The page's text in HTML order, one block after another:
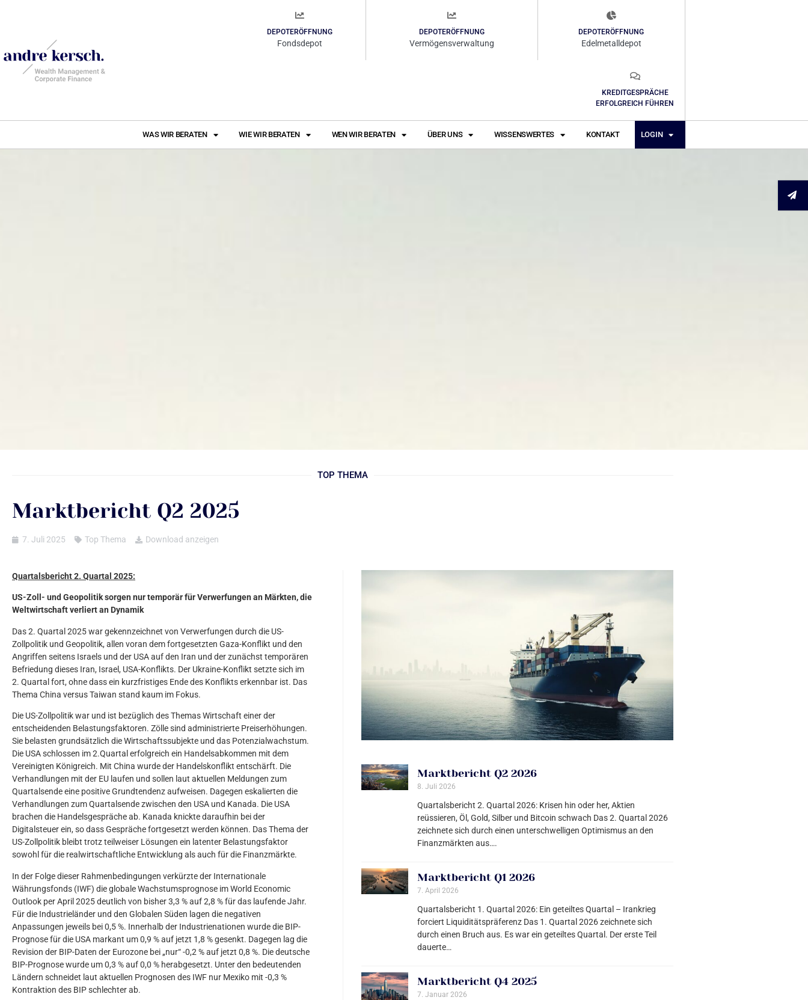
DEPOTERÖFFNUNG
Fondsdepot
DEPOTERÖFFNUNG
Vermögensverwaltung
DEPOTERÖFFNUNG
Edelmetalldepot
KREDITGESPRÄCHE
ERFOLGREICH FÜHREN
WAS WIR BERATEN WIE WIR BERATEN WEN WIR BERATEN ÜBER UNS WISSENSWERTES KONTAKT LOGIN
TOP THEMA
Marktbericht Q2 2025
7. Juli 2025 Top Thema Download anzeigen
Quartalsbericht 2. Quartal 2025:
US-Zoll- und Geopolitik sorgen nur temporär für Verwerfungen an Märkten, die
Weltwirtschaft verliert an Dynamik
Das 2. Quartal 2025 war gekennzeichnet von Verwerfungen durch die US-
Zollpolitik und Geopolitik, allen voran dem fortgesetzten Gaza-Konflikt und den
Angriffen seitens Israels und der USA auf den Iran und der zunächst temporären
Befriedung dieses Iran, Israel, USA-Konflikts. Der Ukraine-Konflikt setzte sich im
2. Quartal fort, ohne dass ein kurzfristiges Ende des Konflikts erkennbar ist. Das
Thema China versus Taiwan stand kaum im Fokus.
Die US-Zollpolitik war und ist bezüglich des Themas Wirtschaft einer der
entscheidenden Belastungsfaktoren. Zölle sind administrierte Preiserhöhungen.
Sie belasten grundsätzlich die Wirtschaftssubjekte und das Potenzialwachstum.
Die USA schlossen im 2.Quartal erfolgreich ein Handelsabkommen mit dem
Vereinigten Königreich. Mit China wurde der Handelskonflikt entschärft. Die
Verhandlungen mit der EU laufen und sollen laut aktuellen Meldungen zum
Quartalsende eine positive Grundtendenz aufweisen. Dagegen eskalierten die
Verhandlungen zum Quartalsende zwischen den USA und Kanada. Die USA
brachen die Handelsgespräche ab. Kanada knickte daraufhin bei der
Digitalsteuer ein, so dass Gespräche fortgesetzt werden können. Das Thema der
US-Zollpolitik bleibt trotz teilweiser Lösungen ein latenter Belastungsfaktor
sowohl für die realwirtschaftliche Entwicklung als auch für die Finanzmärkte.
In der Folge dieser Rahmenbedingungen verkürzte der Internationale
Währungsfonds (IWF) die globale Wachstumsprognose im World Economic
Outlook per April 2025 deutlich von bisher 3,3 % auf 2,8 % für das laufende Jahr.
Für die Industrieländer und den Globalen Süden lagen die negativen
Anpassungen jeweils bei 0,5 %. Innerhalb der Industrienationen wurde die BIP-
Prognose für die USA markant um 0,9 % auf jetzt 1,8 % gesenkt. Dagegen lag die
Revision der BIP-Daten der Eurozone bei „nur“ -0,2 % auf jetzt 0,8 %. Die deutsche
BIP-Prognose wurde um 0,3 % auf 0,0 % herabgesetzt. Unter den bedeutenden
Ländern schneidet laut aktuellen Prognosen des IWF nur Mexiko mit -0,3 %
Kontraktion des BIP schlechter ab.
Marktbericht Q2 2026
8. Juli 2026
Quartalsbericht 2. Quartal 2026: Krisen hin oder her, Aktien
reüssieren, Öl, Gold, Silber und Bitcoin schwach Das 2. Quartal 2026
zeichnete sich durch einen unterschwelligen Optimismus an den
Finanzmärkten aus….
Marktbericht Q1 2026
7. April 2026
Quartalsbericht 1. Quartal 2026: Ein geteiltes Quartal – Irankrieg
forciert Liquiditätspräferenz Das 1. Quartal 2026 zeichnete sich
durch einen Bruch aus. Es war ein geteiltes Quartal. Der erste Teil
dauerte…
Marktbericht Q4 2025
7. Januar 2026